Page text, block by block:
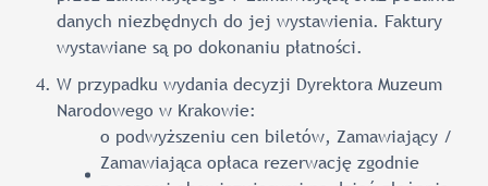
danych niezbędnych do jej wystawienia. Faktury
wystawiane są po dokonaniu płatności.
W przypadku wydania decyzji Dyrektora Muzeum
Narodowego w Krakowie:
o podwyższeniu cen biletów, Zamawiający /
Zamawiająca opłaca rezerwację zgodnie